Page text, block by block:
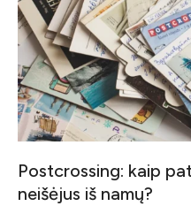
Postcrossing: kaip
neišėjus iš namų?